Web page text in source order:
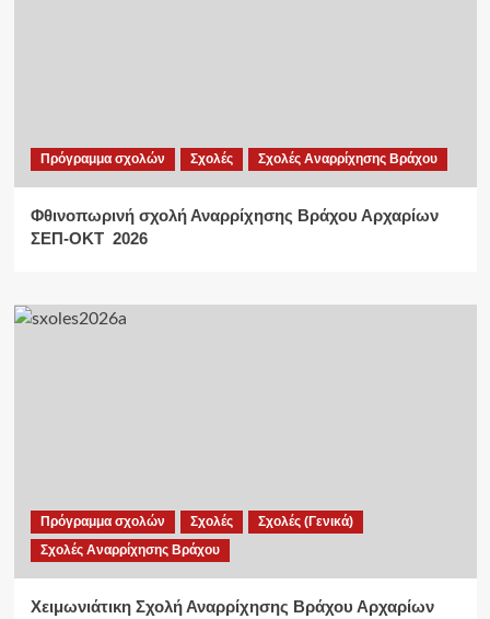
Πρόγραμμα σχολών Σχολές Σχολές Αναρρίχησης Βράχου
Φθινοπωρινή σχολή Αναρρίχησης Βράχου Αρχαρίων
ΣΕΠ-ΟΚΤ 2026
Πρόγραμμα σχολών Σχολές
Σχολές (Γενικά)
Σχολές Αναρρίχησης Βράχου
Χειμωνιάτικη Σχολή Αναρρίχησης Βράχου Αρχαρίων